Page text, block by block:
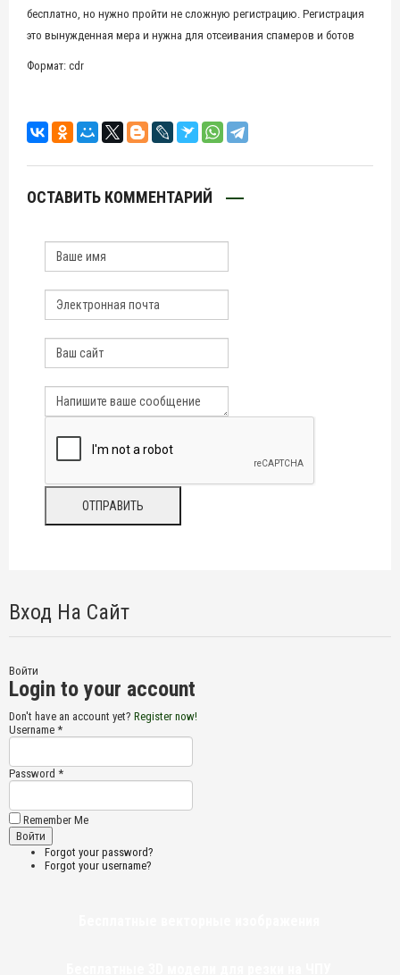
бесплатно, но нужно пройти не сложную регистрацию. Регистрация
это вынужденная мера и нужна для отсеивания спамеров и ботов
Формат: cdr
ОСТАВИТЬ КОММЕНТАРИЙ
Вход На Сайт
Войти
Login to your account
Don't have an account yet? Register now!
Username *
Password *
Remember Me
Forgot your password?
Forgot your username?